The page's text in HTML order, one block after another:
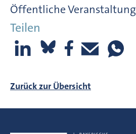
Öffentliche Veranstaltung
Teilen
Zurück zur Übersicht